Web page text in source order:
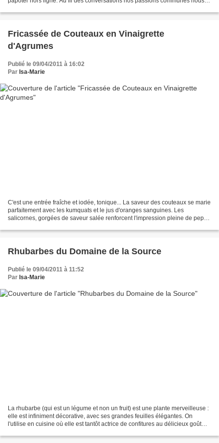
Fricassée de Couteaux en Vinaigrette
d'Agrumes
Publié le 09/04/2011 à 16:02
Par Isa-Marie
C'est une entrée fraîche et iodée, tonique... La saveur des couteaux se marie
parfaitement avec les kumquats et le jus d'oranges sanguines. Les
salicornes, gorgées de saveur salée renforcent l'impression pleine de peps,
Rhubarbes du Domaine de la Source
Publié le 09/04/2011 à 11:52
Par Isa-Marie
La rhubarbe (qui est un légume et non un fruit) est une plante merveilleuse :
elle est infiniment décorative, avec ses grandes feuilles élégantes. On
l'utilise en cuisine où elle est tantôt actrice de confitures au délicieux goût